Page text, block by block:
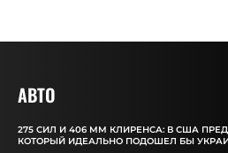
АВТО
275 СИЛ И 406 ММ КЛИРЕНСА: В США
КОТОРЫЙ ИДЕАЛЬНО ПОДОШЕЛ БЫ